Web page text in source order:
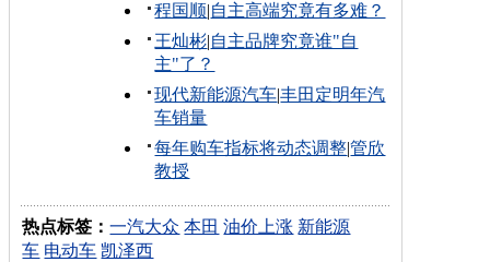
程国顺|自主高端究竟有多难？
王灿彬|自主品牌究竟谁"自
主"了？
现代新能源汽车|丰田定明年汽
车销量
每年购车指标将动态调整|管欣
教授
热点标签：一汽大众 本田 油价上涨 新能源
车 电动车 凯泽西